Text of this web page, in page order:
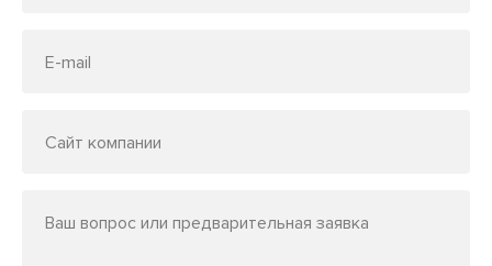
E-mail
Сайт компании
Ваш вопрос или предварительная заявка